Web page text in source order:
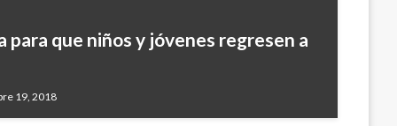
para que niños y jóvenes regresen a
19, 2018
y 28 concejales por falencias